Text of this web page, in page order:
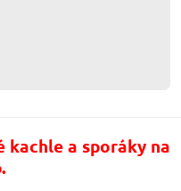
kachle a sporáky na